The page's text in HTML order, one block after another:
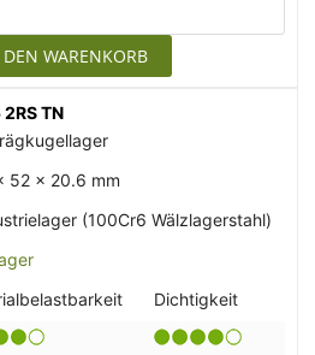
WARENKORB
TN
52 x 20.6 mm
(100Cr6 Wälzlagerstahl)
Dichtigkeit